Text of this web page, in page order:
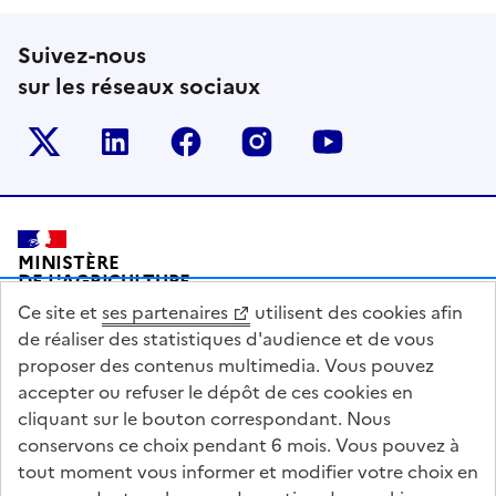
Suivez-nous
sur les réseaux sociaux
Le ministère sur Twitter
Le ministère sur LinkedIn
Le ministère sur Facebook
Le ministère sur
Pied de page
MINISTÈRE
DE L'AGRICULTURE
DE L'AGRO-ALIMENTAIRE
ET DE LA SOUVERAINETÉ
ALIMENTAIRE
legifrance.gouv.fr
info.gouv.fr
Ce site et ses partenaires
utilisent des cookies afin
de réaliser des statistiques d'audience et de vous
proposer des contenus multimedia. Vous pouvez
accepter ou refuser le dépôt de ces cookies en
cliquant sur le bouton correspondant. Nous
conservons ce choix pendant 6 mois. Vous pouvez à
tout moment vous informer et modifier votre choix en